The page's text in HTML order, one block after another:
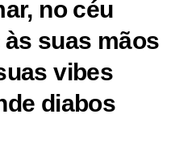
no céu
suas mãos
vibes
diabos